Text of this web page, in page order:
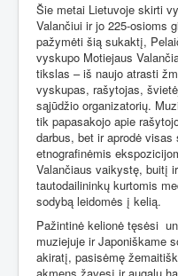
Šie metai Lietuvoje skirti
Valančiui ir jo 225-osioms
pažymėti šią sukaktį,
vyskupo Motiejaus
tikslas – iš naujo atrasti
vyskupas, rašytojas,
sąjūdžio organizatorių.
tik papasakojo apie
darbus, bet ir aprodė
etnografinėmis
Valančiaus vaikystę, buitį
tautodailininkų kurtomis
sodybą leidomės į kelią.
Pažintinė kelionė tęsėsi
muziejuje ir Japoniškame
akiratį, pasisėmę